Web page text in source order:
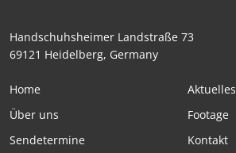
Handschuhsheimer Landstraße 73
69121 Heidelberg, Germany
Home
Über uns
Sendetermine
Aktuelles
Footage
Kontakt